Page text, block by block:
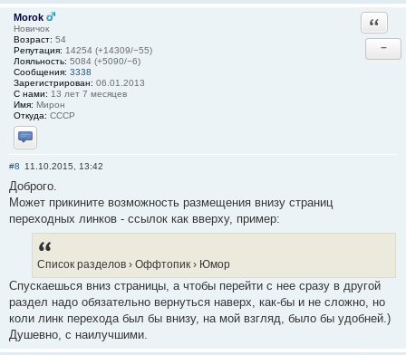
Morok
Новичок
Возраст: 54
Репутация: 14254 (+14309/−55)
Лояльность: 5084 (+5090/−6)
Сообщения: 3338
Зарегистрирован: 06.01.2013
С нами: 13 лет 7 месяцев
Имя: Мирон
Откуда: СССР
Отправить личное сообщение
−
#8 11.10.2015, 13:42
Доброго.
Может прикините возможность размещения внизу страниц
переходных линков - ссылок как вверху, пример:
Список разделов › Оффтопик › Юмор
Спускаешься вниз страницы, а чтобы перейти с нее сразу в другой
раздел надо обязательно вернуться наверх, как-бы и не сложно, но
коли линк перехода был бы внизу, на мой взгляд, было бы удобней.)
Душевно, с наилучшими.